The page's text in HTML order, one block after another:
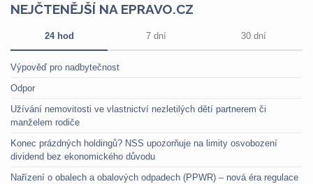
NEJČTENĚJŠÍ NA EPRAVO.CZ
24 hod 7 dní 30 dní
Výpověď pro nadbytečnost
Odpor
Užívání nemovitosti ve vlastnictví nezletilých dětí partnerem či
manželem rodiče
Konec prázdných holdingů? NSS upozorňuje na limity osvobození
dividend bez ekonomického důvodu
Nařízení o obalech a obalových odpadech (PPWR) – nová éra regulace